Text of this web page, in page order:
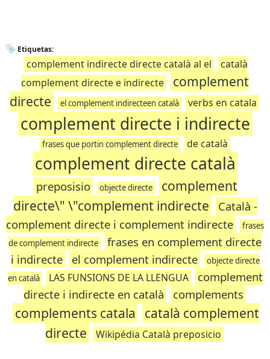
Etiquetas:
complement indirecte directe català al el
català
complement directe e indirecte
complement
directe
el complement indirecteen català verbs en catala
complement directe i indirecte
frases que portin complement directe de català
complement directe català
preposisio objecte directe
complement
directe\" \"complement indirecte
Català -
complement directe i complement indirecte
frases
de complement indirecte
frases en complement directe
i indirecte
el complement indirecte
objecte directe
en català
LAS FUNSIONS DE LA LLENGUA
complement
directe i indirecte en català
complements
complements catala català complement
directe
Wikipédia Català preposicio